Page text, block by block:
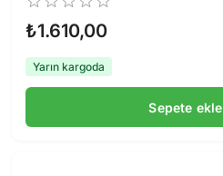
₺1.610,00
Yarın kargoda
Sepete ekle